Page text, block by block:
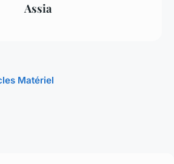
Assia
Matériel